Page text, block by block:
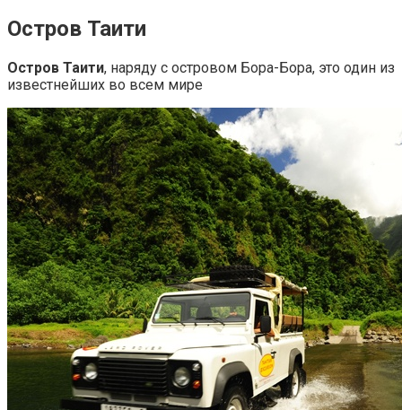
Остров Таити
Остров Таити, наряду с островом Бора-Бора, это один из
известнейших во всем мире